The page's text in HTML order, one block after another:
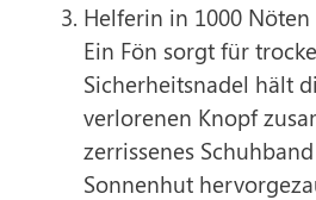
Helferin in 1000 Nöten
Ein Fön sorgt für
Sicherheitsnadel hält
verlorenen Knopf
zerrissenes
Sonnenhut